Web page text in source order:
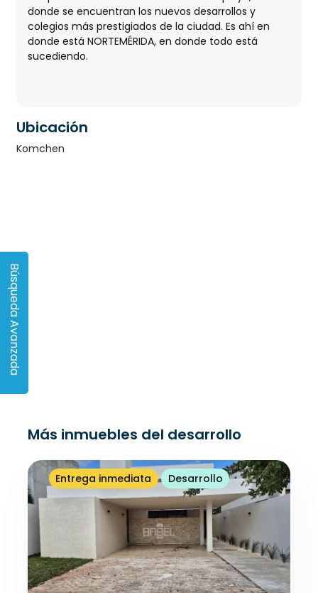
Búsqueda Avanzada
donde se encuentran los nuevos desarrollos y
colegios más prestigiados de la ciudad. Es ahí en
donde está NORTEMÉRIDA, en donde todo está
sucediendo.
Ubicación
Komchen
Más inmuebles del desarrollo
Entrega inmediata Desarrollo